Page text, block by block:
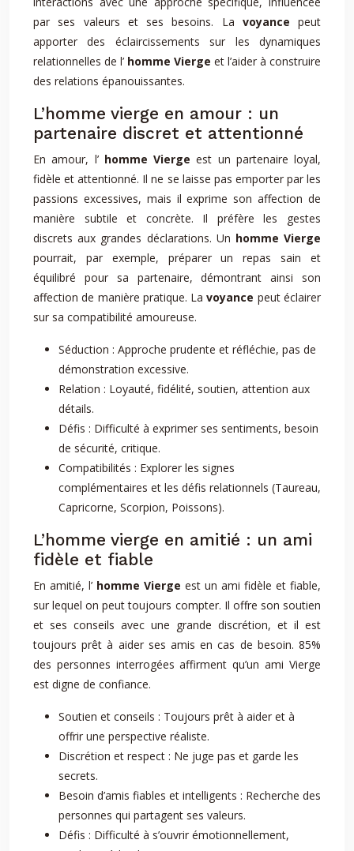
par ses valeurs et ses besoins. La voyance peut
apporter des éclaircissements sur les dynamiques
relationnelles de l’ homme Vierge et l’aider à construire
des relations épanouissantes.
L’homme vierge en amour : un
partenaire discret et attentionné
En amour, l’ homme Viergeest un partenaire loyal,
fidèle et attentionné. Il ne se laisse pas emporter par les
passions excessives, mais il exprime son affection de
manière subtile et concrète. Il préfère les gestes
discrets aux grandes déclarations. Un homme Vierge
pourrait, par exemple, préparer un repas sain et
équilibré pour sa partenaire, démontrant ainsi son
affection de manière pratique. Lavoyance peut éclairer
sur sa compatibilité amoureuse.
Séduction : Approche prudente et réfléchie, pas de
démonstration excessive.
Relation : Loyauté, fidélité, soutien, attention aux
détails.
Défis : Difficulté à exprimer ses sentiments, besoin
de sécurité, critique.
Compatibilités : Explorer les signes
complémentaires et les défis relationnels (Taureau,
Capricorne, Scorpion, Poissons).
L’homme vierge en amitié : un ami
fidèle et fiable
En amitié, l’ homme Vierge est un ami fidèle et fiable,
sur lequel on peut toujours compter. Il offre son soutien
et ses conseils avec une grande discrétion, et il est
toujours prêt à aider ses amis en cas de besoin. 85%
des personnes interrogées affirment qu’un ami Vierge
est digne de confiance.
Soutien et conseils : Toujours prêt à aider et à
offrir une perspective réaliste.
Discrétion et respect : Ne juge pas et garde les
secrets.
Besoin d’amis fiables et intelligents : Recherche des
personnes qui partagent ses valeurs.
Défis : Difficulté à s’ouvrir émotionnellement,